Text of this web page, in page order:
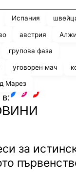
Испания
австрия
групова фаза
уговорен мач
Марез
за